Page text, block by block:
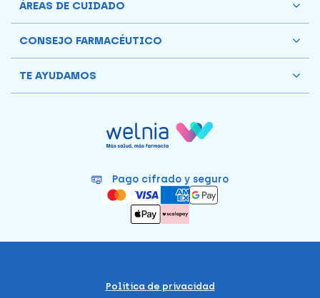
Pago cifrado y seguro
ÁREAS DE CUIDADO
CONSEJO FARMACÉUTICO
TE AYUDAMOS
Política de privacidad